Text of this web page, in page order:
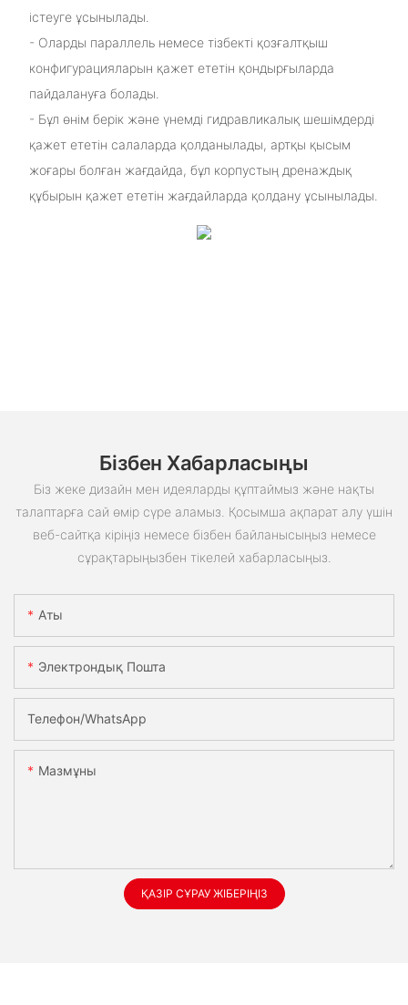
істеуге ұсынылады.
- Оларды параллель немесе тізбекті қозғалтқыш
конфигурацияларын қажет ететін қондырғыларда
пайдалануға болады.
- Бұл өнім берік және үнемді гидравликалық шешімдерді
қажет ететін салаларда қолданылады, артқы қысым
жоғары болған жағдайда, бұл корпустың дренаждық
құбырын қажет ететін жағдайларда қолдану ұсынылады.
Бізбен Хабарласыңы
Біз жеке дизайн мен идеяларды құптаймыз және нақты
талаптарға сай өмір сүре аламыз. Қосымша ақпарат алу үшін
веб-сайтқа кіріңіз немесе бізбен байланысыңыз немесе
сұрақтарыңызбен тікелей хабарласыңыз.
Аты
Электрондық Пошта
Телефон/whatsApp
Мазмұны
ҚАЗІР СҰРАУ ЖІБЕРІҢІЗ